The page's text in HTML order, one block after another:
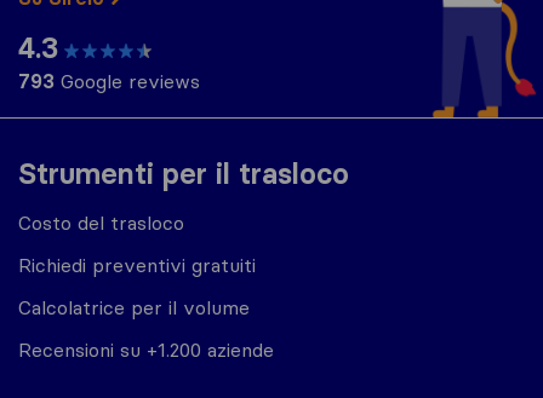
Strumenti per il trasloco
Costo del trasloco
Richiedi preventivi gratuiti
Calcolatrice per il volume
Recensioni su +1.200 aziende
4.3
793 Google reviews